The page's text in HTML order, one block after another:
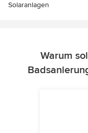
Solaranlagen
Warum